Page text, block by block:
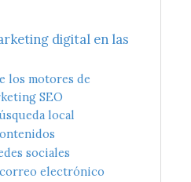
digital en las
los motores de
SEO
local
sociales
electrónico